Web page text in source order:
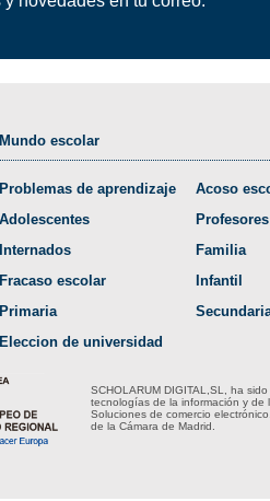
Mundo escolar
Problemas de aprendizaje
Adolescentes
Internados
Fracaso escolar
Primaria
Eleccion de universidad
Acoso
Profesores
Familia
Infantil
SCHOLARUM DIGITAL,SL, ha
tecnologías de la información y de
Soluciones de comercio
de la Cámara de Madrid.